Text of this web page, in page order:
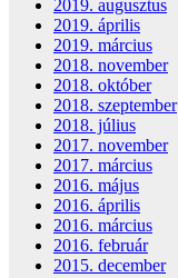
2019. augusztus
2019. április
2019. március
2018. november
2018. október
2018. szeptember
2018. július
2017. november
2017. március
2016. május
2016. április
2016. március
2016. február
2015. december